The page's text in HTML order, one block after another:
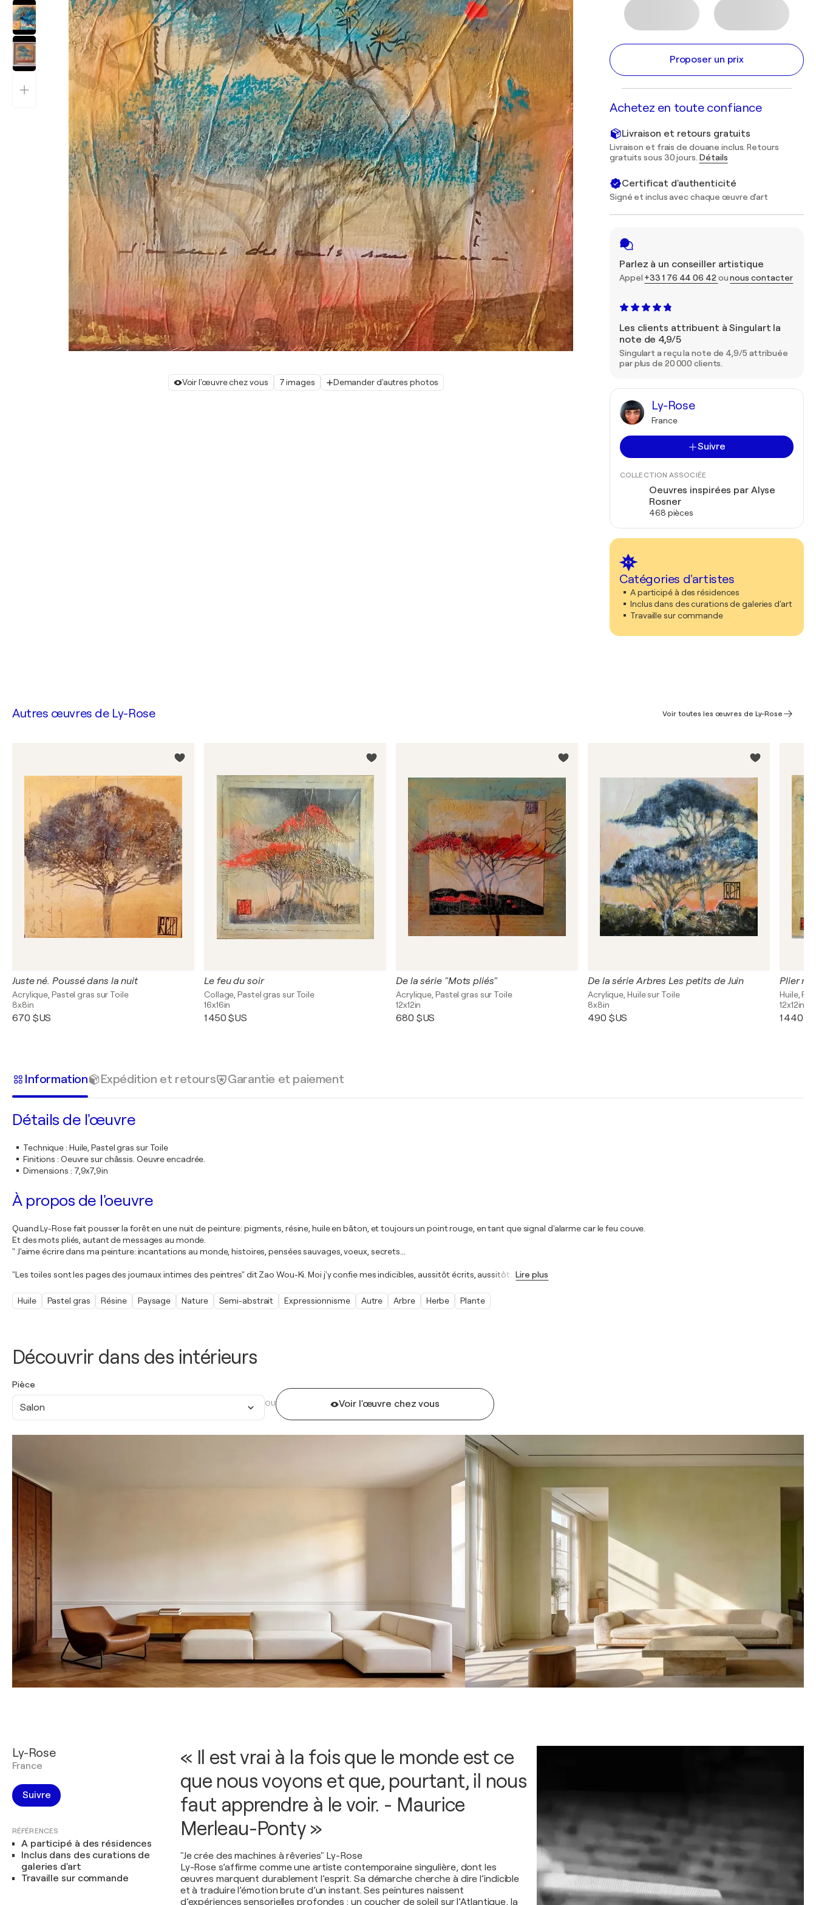
Voir l'œuvre chez vous 7 images Demander d'autres photos
Proposer un prix
Achetez en toute confiance
Livraison et retours gratuits
Livraison et frais de douane inclus. Retours
gratuits sous 30 jours. Détails
Certificat d'authenticité
Signé et inclus avec chaque œuvre d'art
Parlez à un conseiller artistique
Appel +33 1 76 44 06 42 ounous contacter
Les clients attribuent à Singulart la
note de 4,9/5
Singulart a reçu la note de 4,9/5 attribuée
par plus de 20 000 clients.
Ly-Rose
France
Suivre
COLLECTION ASSOCIÉE
Oeuvres inspirées par Alyse
Rosner
468 pièces
Catégories d'artistes
A participé à des résidences
Inclus dans des curations de galeries d'art
Travaille sur commande
Découvrir dans des intérieurs
Pièce
Salon OU Voir l'œuvre chez vous
Autres œuvres de Ly-Rose Voir toutes les œuvres de Ly-Rose
Juste né. Poussé dans la nuit
Acrylique, Pastel gras sur Toile
8x8in
670 $US
Le feu du soir
Collage, Pastel gras sur Toile
16x16in
1 450 $US
De la série "Mots pliés"
Acrylique, Pastel gras sur Toile
12x12in
680 $US
De la série Arbres Les petits de Juin
Acrylique, Huile sur Toile
8x8in
490 $US
Plier
Huile,
12x12in
1 440
Information Expédition et retours Garantie et paiement
Détails de l'œuvre
Technique: Huile, Pastel gras sur Toile
Finitions : Oeuvre sur châssis. Oeuvre encadrée.
Dimensions : 7,9x7,9in
À propos de l'oeuvre
Quand Ly-Rose fait pousser la forêt en une nuit de peinture: pigments, résine, huile en bâton, et toujours un point rouge, en tant que signal d'alarme car le feu couve.
Et des mots pliés, autant de messages au monde.
" J'aime écrire dans ma peinture: incantations au monde, histoires, pensées sauvages, voeux, secrets...
"Les toiles sont les pages des journaux intimes des peintres" dit Zao Wou-Ki. Moi j'y confie mes indicibles, aussitôt écrits, aussitôt Lire plus
Huile Pastel gras Résine Paysage Nature Semi-abstrait Expressionnisme Autre Arbre Herbe Plante
Ly-Rose
France
Suivre
RÉFÉRENCES
A participé à des résidences
Inclus dans des curations de
galeries d'art
Travaille sur commande
« Il est vrai à la fois que le monde est ce
que nous voyons et que, pourtant, il nous
faut apprendre à le voir. - Maurice
Merleau-Ponty »
"Je crée des machines à rêveries" Ly-Rose
Ly-Rose s’affirme comme une artiste contemporaine singulière, dont les
œuvres marquent durablement l’esprit. Sa démarche cherche à dire l’indicible
et à traduire l’émotion brute d’un instant. Ses peintures naissent
d’expériences sensorielles profondes : un coucher de soleil sur l’Atlantique, la